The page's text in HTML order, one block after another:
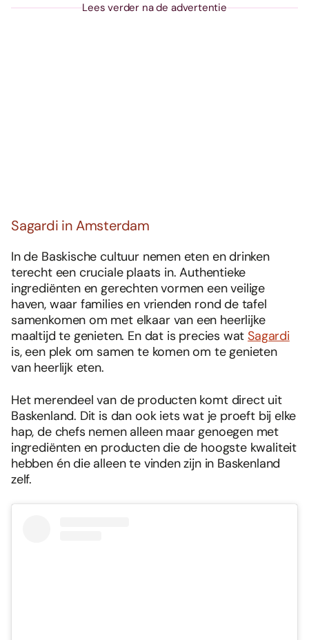
Lees verder na de advertentie
Sagardi in Amsterdam
In de Baskische cultuur nemen eten en drinken
terecht een cruciale plaats in. Authentieke
ingrediënten en gerechten vormen een veilige
haven, waar families en vrienden rond de tafel
samenkomen om met elkaar van een heerlijke
maaltijd te genieten. En dat is precies watSagardi
is, een plek om samen te komen om te genieten
van heerlijk eten.
Het merendeel van de producten komt direct uit
Baskenland. Dit is dan ook iets wat je proeft bij elke
hap, de chefs nemen alleen maar genoegen met
ingrediënten en producten die de hoogste kwaliteit
hebben én die alleen te vinden zijn in Baskenland
zelf.